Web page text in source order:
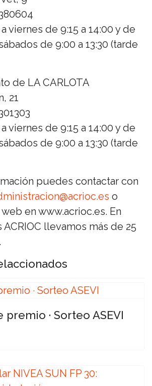
viernes de 9:15 a 14:00 y de
de 9:00 a 13:30 (tarde
de LA CARLOTA
21
viernes de 9:15 a 14:00 y de
de 9:00 a 13:30 (tarde
puedes contactar con
o
en www.acrioc.es. En
llevamos más de 25
premio · Sorteo ASEVI